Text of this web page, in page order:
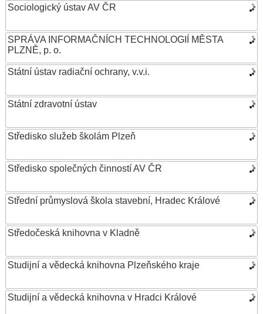
Sociologický ústav AV ČR
SPRÁVA INFORMAČNÍCH TECHNOLOGIÍ MĚSTA
PLZNĚ, p. o.
Státní ústav radiační ochrany, v.v.i.
Státní zdravotní ústav
Středisko služeb školám Plzeň
Středisko společných činností AV ČR
Střední průmyslová škola stavební, Hradec Králové
Středočeská knihovna v Kladně
Studijní a vědecká knihovna Plzeňského kraje
Studijní a vědecká knihovna v Hradci Králové